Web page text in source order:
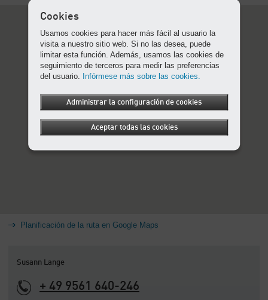
Planificación de la ruta en Google Maps
Susann Lange
+ 49 9561 640-246
Cookies
Usamos cookies para hacer más fácil al usuario la
visita a nuestro sitio web. Si no las desea, puede
limitar esta función. Además, usamos las cookies de
seguimiento de terceros para medir las preferencias
del usuario. Infórmese más sobre las cookies.
Administrar la configuración de cookies
Aceptar todas las cookies